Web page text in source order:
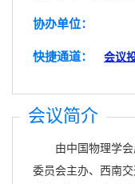
协办单位：
快捷通道： 会议
会议简介
由中国物理学
委员会主办、西南